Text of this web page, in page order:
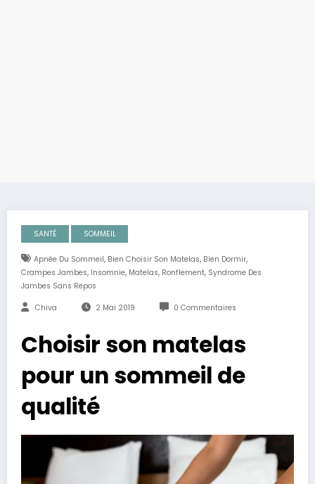
SANTÉ SOMMEIL
Apnée Du Sommeil, Bien Choisir Son Matelas, Bien Dormir,
Crampes Jambes, Insomnie, Matelas, Ronflement, Syndrome Des
Jambes Sans Repos
Chiva 2 Mai 2019 0 Commentaires
Choisir son matelas
pour un sommeil de
qualité